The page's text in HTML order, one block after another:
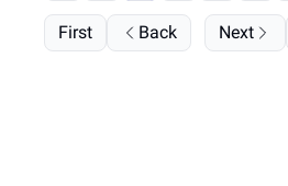
First Back Next